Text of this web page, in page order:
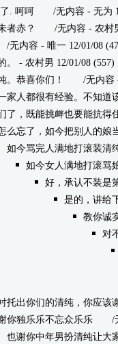
. 呵呵
/无内容 - 无为
者赤？
/无内容 - 农村男
内容 - 唯一 12/01/08
。
- 农村男 12/01/08 (557)
。恭喜你们！
/无内容 -
家人都很有经验。不知道
了，既能挑衅也要能抗得
么忘了，如今把别人的娘
如今骂完人满地打滚装清
如今女人满地打滚骂
好，承认不装是
是的，讲给
教你诚
对
托出你们的清纯，你应该
你独乐乐不忘众乐乐/无
也谢你中年男扮清纯让大